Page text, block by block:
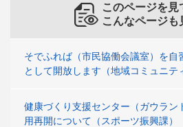
このページを見
こんなページも
そでふれば（市民協働会議室）を自
として開放します（地域コミュニテ
健康づくり支援センター（ガウラン
用再開について（スポーツ振興課）